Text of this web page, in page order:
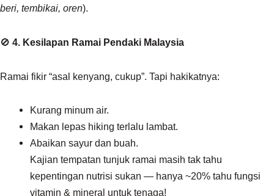
beri, tembikai, oren).
🚫 4. Kesilapan Ramai Pendaki Malaysia
Ramai fikir “asal kenyang, cukup”. Tapi hakikatnya:
Kurang minum air.
Makan lepas hiking terlalu lambat.
Abaikan sayur dan buah.
Kajian tempatan tunjuk ramai masih tak tahu
kepentingan nutrisi sukan — hanya ~20% tahu fungsi
vitamin & mineral untuk tenaga!